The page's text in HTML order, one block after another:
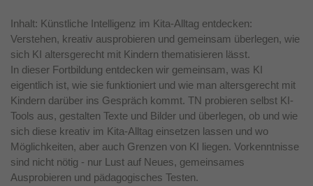
Inhalt: Künstliche Intelligenz im Kita-Alltag entdecken:
Verstehen, kreativ ausprobieren und gemeinsam überlegen, wie
sich KI altersgerecht mit Kindern thematisieren lässt.
In dieser Fortbildung entdecken wir gemeinsam, was KI
eigentlich ist, wie sie funktioniert und wie man altersgerecht mit
Kindern darüber ins Gespräch kommt. TN probieren selbst KI-
Tools aus, gestalten Texte und Bilder und überlegen, ob und wie
sich diese kreativ im Kita-Alltag einsetzen lassen und wo
Möglichkeiten, aber auch Grenzen von KI liegen. Vorkenntnisse
sind nicht nötig - nur Lust auf Neues, gemeinsames
Ausprobieren und pädagogisches Testen.